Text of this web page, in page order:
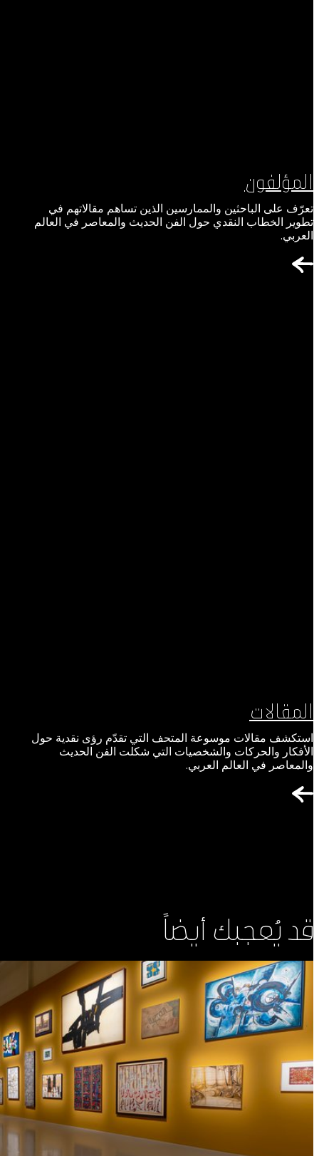
المؤلفون
تعرّف على الباحثين والممارسين الذين تساهم مقالاتهم في
تطوير الخطاب النقدي حول الفن الحديث والمعاصر في العالم
العربي.
المقالات
استكشف مقالات موسوعة المتحف التي تقدّم رؤى نقدية حول
الأفكار والحركات والشخصيات التي شكلت الفن الحديث
والمعاصر في العالم العربي.
قد يُعجبك أيضاً